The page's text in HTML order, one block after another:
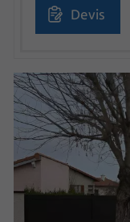
Devis